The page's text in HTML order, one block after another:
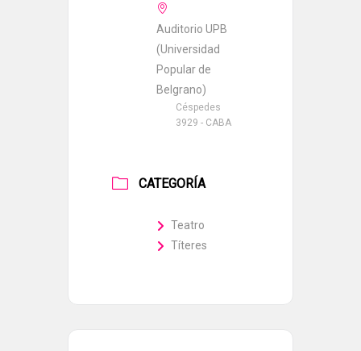
Auditorio UPB
(Universidad
Popular de
Belgrano)
Céspedes
3929 - CABA
CATEGORÍA
Teatro
Títeres